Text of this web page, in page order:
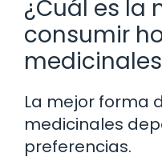
¿Cuál es la
consumir
La mejor forma
medicinales
preferencias.